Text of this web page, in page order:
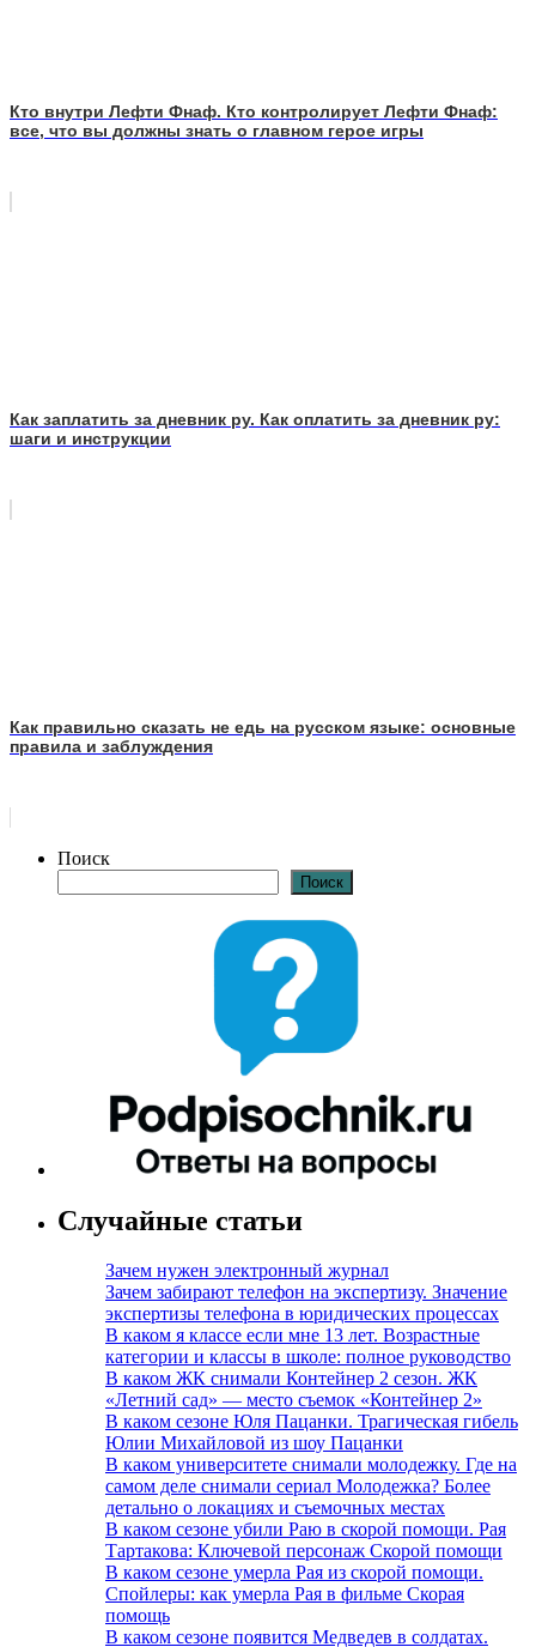
Кто внутри Лефти Фнаф. Кто контролирует Лефти Фнаф:
все, что вы должны знать о главном герое игры
Как заплатить за дневник ру. Как оплатить за дневник ру:
шаги и инструкции
Как правильно сказать не едь на русском языке: основные
правила и заблуждения
Поиск
Поиск
Случайные статьи
Зачем нужен электронный журнал
Зачем забирают телефон на экспертизу. Значение
экспертизы телефона в юридических процессах
В каком я классе если мне 13 лет. Возрастные
категории и классы в школе: полное руководство
В каком ЖК снимали Контейнер 2 сезон. ЖК
«Летний сад» — место съемок «Контейнер 2»
В каком сезоне Юля Пацанки. Трагическая гибель
Юлии Михайловой из шоу Пацанки
В каком университете снимали молодежку. Где на
самом деле снимали сериал Молодежка? Более
детально о локациях и съемочных местах
В каком сезоне убили Раю в скорой помощи. Рая
Тартакова: Ключевой персонаж Скорой помощи
В каком сезоне умерла Рая из скорой помощи.
Спойлеры: как умерла Рая в фильме Скорая
помощь
В каком сезоне появится Медведев в солдатах.